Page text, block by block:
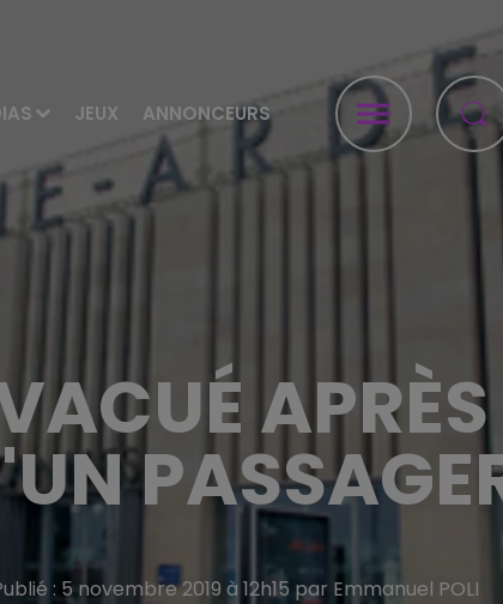
JEUX ANNONCEURS
: 5 novembre 2019 à 12h15 par Emmanuel POLI